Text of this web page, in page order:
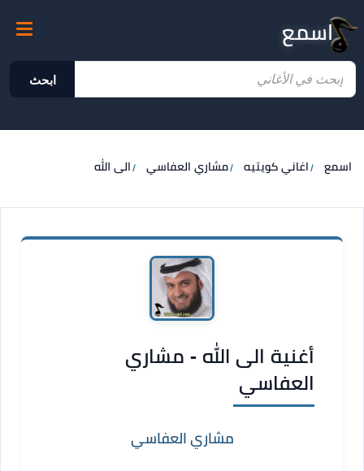
اسمع
ابحث
اسمع اغاني كويتيه مشاري العفاسي الى الله
أغنية الى الله - مشاري
العفاسي
مشاري العفاسي